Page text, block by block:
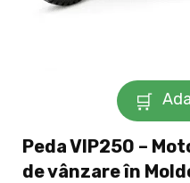
Peda VIP250 –
de vânzare în